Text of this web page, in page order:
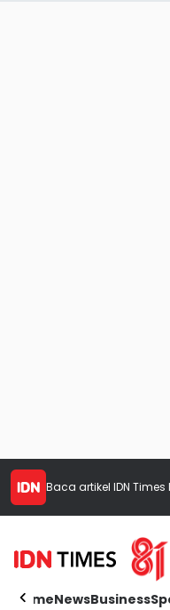
Baca artikel IDN Times
HomeNewsBusiness